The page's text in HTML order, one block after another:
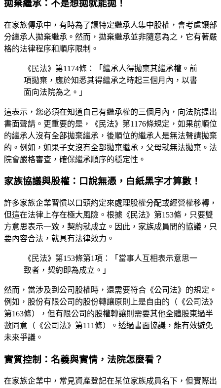
拋棄繼承：不是想拋就能拋！
在家族傳承中，有時為了讓特定繼承人集中股權，會考慮讓部
分繼承人拋棄繼承。然而，拋棄繼承並非隨意為之，它有著嚴
格的法律程序和順序限制。
《民法》第1174條：「繼承人得拋棄其繼承權。前
項拋棄，應於知悉其得繼承之時起三個月內，以書
面向法院為之。」
這表示，您必須在知道自己有繼承權的三個月內，向法院提出
書面聲請。更重要的是，《民法》第1176條規定，如果前順位
的繼承人沒有全部拋棄繼承，後順位的繼承人是無法聲請拋棄
的。例如，如果子女沒有全部拋棄繼承，父母就無法拋棄。法
院會嚴格審查，確保繼承順序的穩定性。
家族協議與股權：口說無憑，白紙黑字才算數！
許多家族企業習慣以口頭約定來處理股權分配或經營權移轉，
但這在法律上存在極大風險。根據《民法》第153條，只要雙
方意思表示一致，契約就成立。因此，家族成員間的協議，只
要內容合法，就具有法律效力。
《民法》第153條第1項：「當事人互相表示意思一
致者，契約即為成立。」
然而，當涉及到公司股權時，還需要符合《公司法》的規定。
例如，股份有限公司的股份轉讓原則上是自由的（《公司法》
第163條），但有限公司的股權轉讓則需要其他全體股東過半
數同意（《公司法》第111條）。透過書面協議，能有效避免
未來爭議。
實質控制：名義與實情，法院怎麼看？
在家族企業中，常見資產登記在某位家族成員名下，但實際出